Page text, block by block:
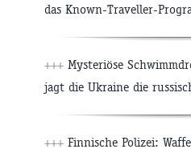
das Known-Traveller-
+++ Mysteriöse
jagt die Ukraine die
+++ Finnische Polizei: